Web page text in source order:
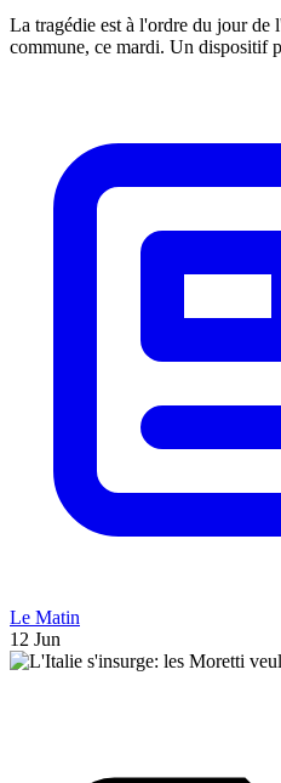
La tragédie est à l'ordre du jour de
commune, ce mardi. Un dispositif
Le Matin
12 Jun